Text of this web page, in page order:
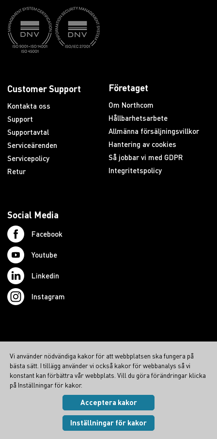
Customer Support
Kontakta oss
Support
Supportavtal
Serviceärenden
Servicepolicy
Retur
Företaget
Om Northcom
Hållbarhetsarbete
Allmänna försäljningsvillkor
Hantering av cookies
Så jobbar vi med GDPR
Integritetspolicy
Social Media
Facebook
Youtube
Linkedin
Instagram
northcom.no
northcom.dk
northcom.fi
Cookies
Visa inställningar
Vi använder nödvändiga kakor för att webbplatsen ska fungera på
bästa sätt. I tillägg använder vi också kakor för webbanalys så vi
konstant kan förbättra vår webbplats. Vill du göra förändringar klicka
på Inställningar för kakor.
Acceptera kakor
Inställningar för kakor